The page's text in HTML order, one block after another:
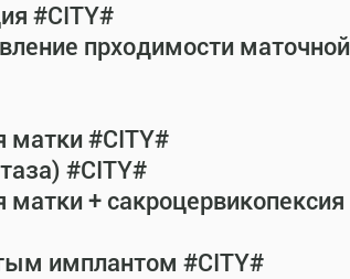
#CITY#
прходимости
матки #CITY#
#CITY#
+
имплантом #CITY#